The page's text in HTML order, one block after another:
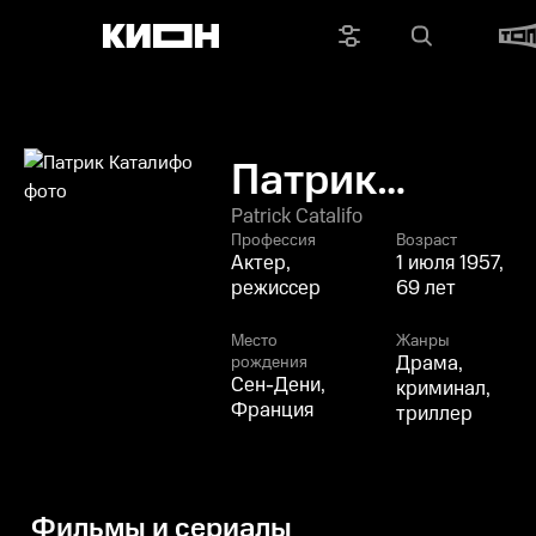
Патрик
Каталифо
Patrick Catalifo
Профессия
Актер,
режиссер
Возраст
1 июля 1957,
69 лет
Место
рождения
Сен-Дени,
Франция
Жанры
Драма,
криминал,
триллер